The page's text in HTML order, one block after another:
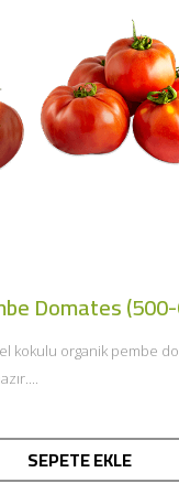
Domates
kokulu organik pembe
SEPETE EKLE